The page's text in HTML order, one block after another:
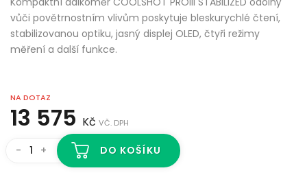
vůči povětrnostním vlivům poskytuje bleskurychlé čtení,
stabilizovanou optiku, jasný displej OLED, čtyři režimy
měření a další funkce.
NA DOTAZ
13 575 Kč VČ. DPH
- + DO KOŠÍKU